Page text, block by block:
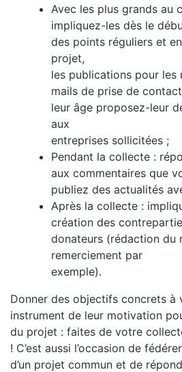
Avec les plus grands au
impliquez-les dès le
des points réguliers et
projet,
les publications pour les
mails de prise de
leur âge proposez-leur
aux
entreprises sollicitées ;
Pendant la collecte :
aux commentaires que
publiez des actualités
Après la collecte :
création des
donateurs (rédaction du
remerciement par
exemple).
Donner des objectifs concrets à
instrument de leur motivation
du projet : faites de votre
! C’est aussi l’occasion de
d’un projet commun et de